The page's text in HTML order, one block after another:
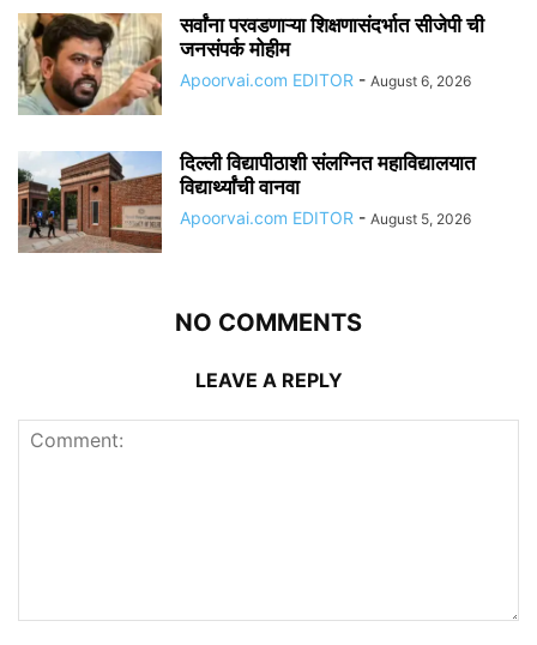
सर्वांना परवडणाऱ्या शिक्षणासंदर्भात सीजेपी ची
जनसंपर्क मोहीम
Apoorvai.com EDITOR - August 6, 2026
दिल्ली विद्यापीठाशी संलग्नित महाविद्यालयात
विद्यार्थ्यांची वानवा
Apoorvai.com EDITOR - August 5, 2026
NO COMMENTS
LEAVE A REPLY